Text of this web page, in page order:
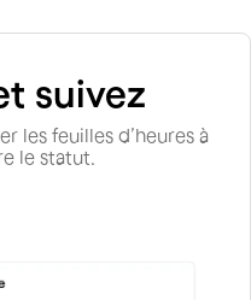
suivez
les feuilles d’heures à
le statut.